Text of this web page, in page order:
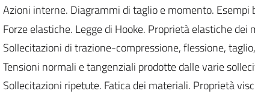
Azioni interne. Diagrammi di taglio e momento. Esempi
Forze elastiche. Legge di Hooke. Proprietà elastiche
Sollecitazioni di trazione-compressione, flessione,
Tensioni normali e tangenziali prodotte dalle varie
Sollecitazioni ripetute. Fatica dei materiali. Proprietà